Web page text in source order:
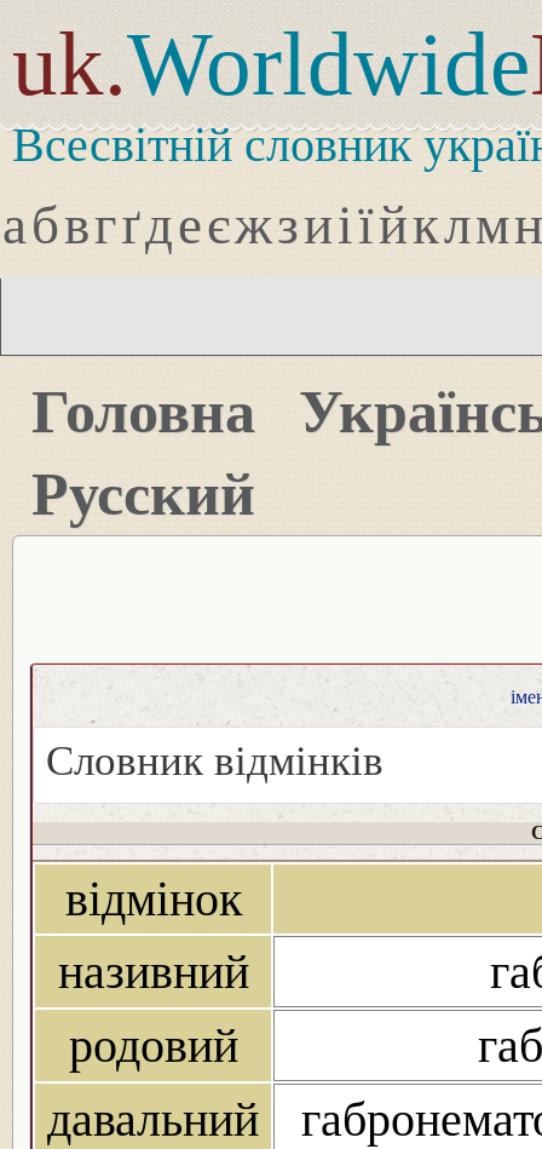
uk.Worldwide
Всесвітній словник
абвгґдеєжзиіїйклмн
Головна
Русский
Словник відмінків
відмінок
називний
родовий
давальний